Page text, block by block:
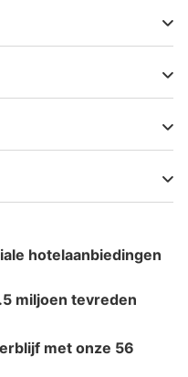
hotelaanbiedingen
miljoen tevreden
met onze 56